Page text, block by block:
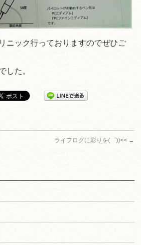
ニック行っておりますのでぜひご
した。
ライフログに彩りを(゜))<< →